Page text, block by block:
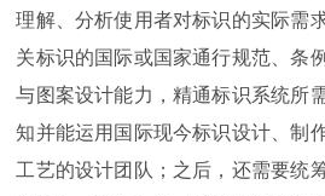
理解、分析使用者对标识的实际需
关标识的国际或国家通行规范、条
与图案设计能力，精通标识系统所
知并能运用国际现今标识设计、制
工艺的设计团队；之后，还需要统